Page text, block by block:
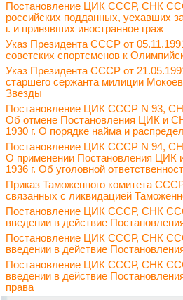
Постановление ЦИК СССР, СНК
российских подданных, уехавших
г. и принявших иностранное граж
Указ Президента СССР от
советских спортсменов к
Указ Президента СССР от
старшего сержанта милиции
Звезды
Постановление ЦИК СССР N 93,
Об отмене Постановления ЦИК и
1930 г. О порядке найма и
Постановление ЦИК СССР N 94,
О применении Постановления ЦИК
1936 г. Об уголовной
Приказ Таможенного комитета
связанных с ликвидацией
Постановление ЦИК СССР, СНК
введении в действие
Постановление ЦИК СССР, СНК
введении в действие
Постановление ЦИК СССР, СНК
введении в действие
права